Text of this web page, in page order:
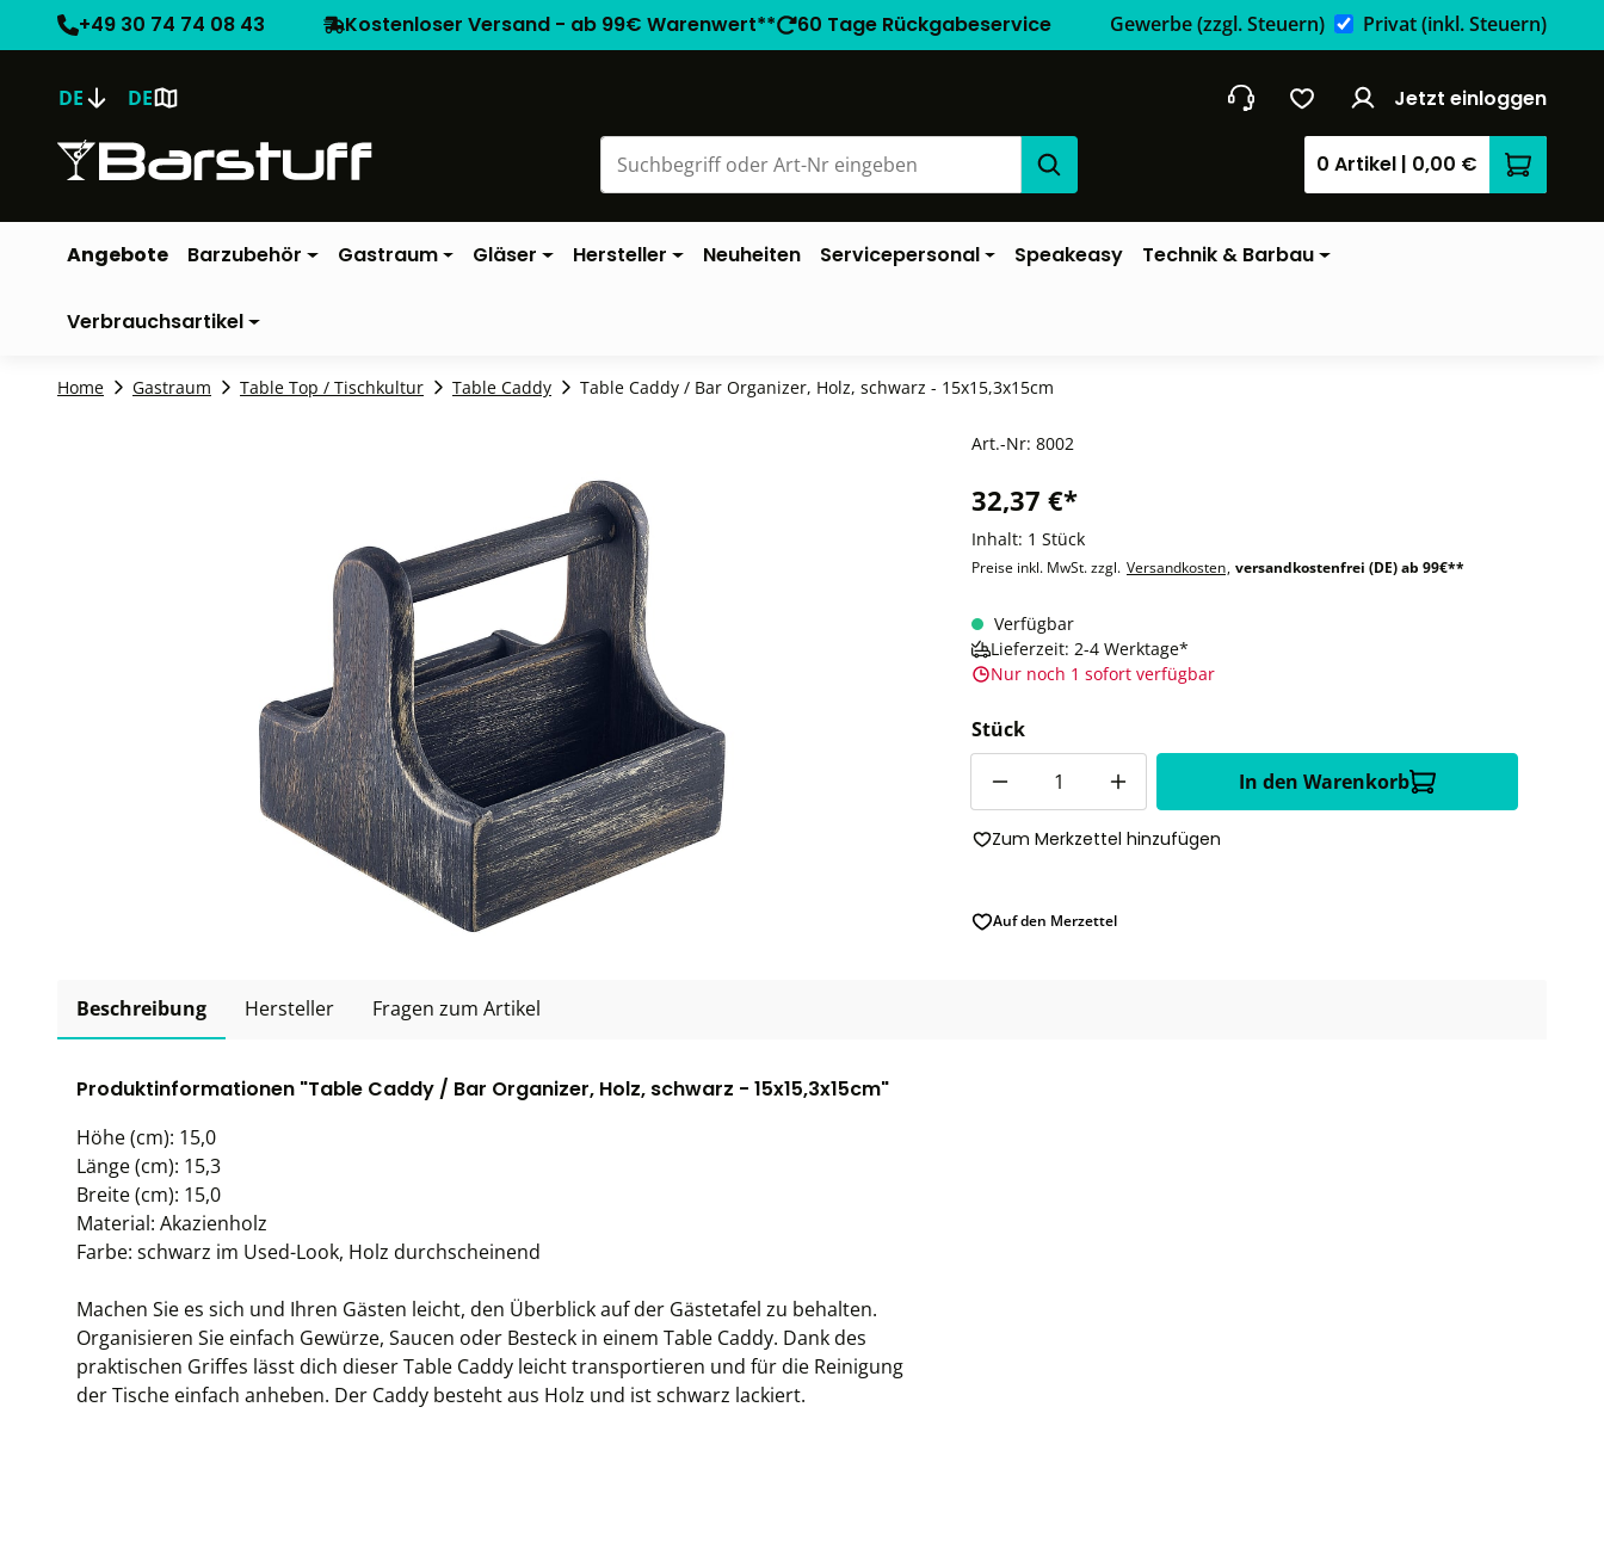
+49 30 74 74 08 43 Kostenloser Versand - ab 99€ Warenwert** 60 Tage Rückgabeservice Gewerbe(zzgl. Steuern) Privat(inkl. Steuern)
DE DE Jetzt einloggen
0 Artikel | 0,00 €
Angebote Barzubehör Gastraum Gläser Hersteller Neuheiten Servicepersonal Speakeasy Technik & Barbau
Verbrauchsartikel
Home Gastraum Table Top / Tischkultur Table Caddy Table Caddy / Bar Organizer, Holz, schwarz - 15x15,3x15cm
Art.-Nr: 8002
32,37 €*
Inhalt: 1 Stück
Preise inkl. MwSt. zzgl. Versandkosten, versandkostenfrei (DE) ab 99€**
Verfügbar
Lieferzeit: 2-4 Werktage*
Nur noch 1 sofort verfügbar
Stück
In den Warenkorb
Zum Merkzettel hinzufügen
Auf den Merzettel
Beschreibung Hersteller Fragen zum Artikel
Produktinformationen "Table Caddy / Bar Organizer, Holz, schwarz - 15x15,3x15cm"
Höhe (cm): 15,0
Länge (cm): 15,3
Breite (cm): 15,0
Material: Akazienholz
Farbe: schwarz im Used-Look, Holz durchscheinend
Machen Sie es sich und Ihren Gästen leicht, den Überblick auf der Gästetafel zu behalten.
Organisieren Sie einfach Gewürze, Saucen oder Besteck in einem Table Caddy. Dank des
praktischen Griffes lässt dich dieser Table Caddy leicht transportieren und für die Reinigung
der Tische einfach anheben. Der Caddy besteht aus Holz und ist schwarz lackiert.